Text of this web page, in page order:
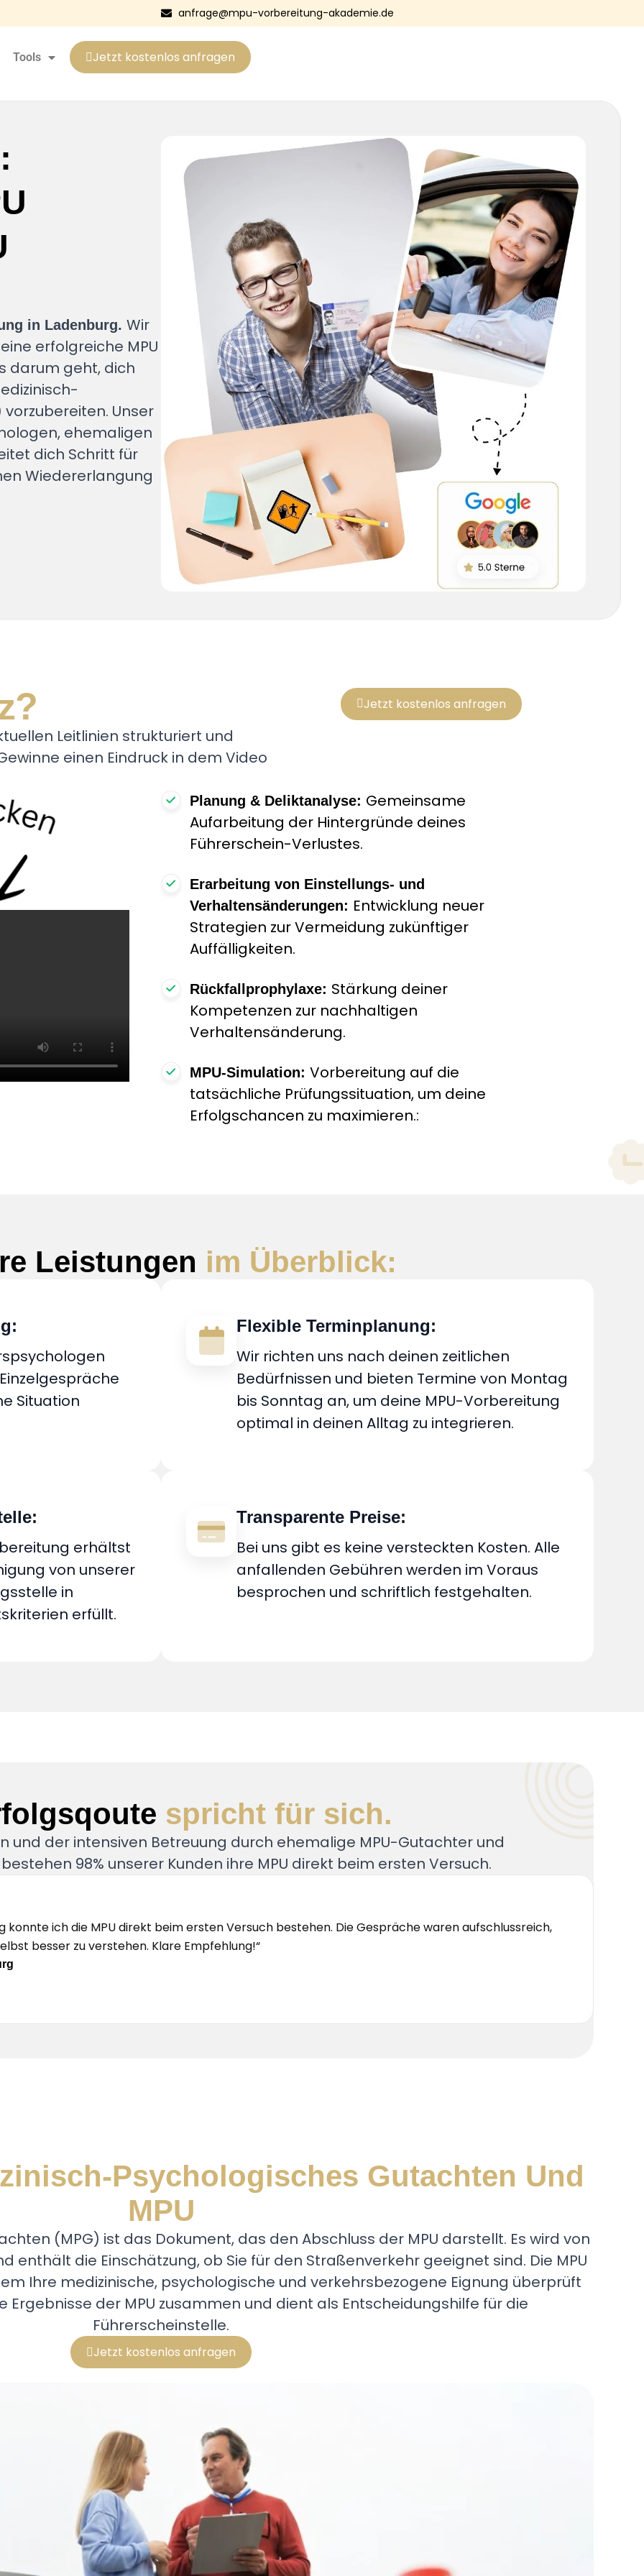
anfrage@mpu-vorbereitung-akademie.de
Tools Jetzt kostenlos anfragen
in Ladenburg. Wir
erfolgreiche MPU
darum geht, dich
Unser
ehemaligen
dich Schritt für
Wiedererlangung
Leitlinien strukturiert und
einen Eindruck in dem Video
Jetzt kostenlos anfragen
Planung & Deliktanalyse: Gemeinsame
Aufarbeitung der Hintergründe deines
Führerschein-Verlustes.
Erarbeitung von Einstellungs- und
Verhaltensänderungen: Entwicklung neuer
Strategien zur Vermeidung zukünftiger
Auffälligkeiten.
Rückfallprophylaxe: Stärkung deiner
Kompetenzen zur nachhaltigen
Verhaltensänderung.
MPU-Simulation: Vorbereitung auf die
tatsächliche Prüfungssituation, um deine
Erfolgschancen zu maximieren.:
Leistungen im Überblick:
Situation
Flexible Terminplanung:
Wir richten uns nach deinen zeitlichen
Bedürfnissen und bieten Termine von Montag
bis Sonntag an, um deine MPU-Vorbereitung
optimal in deinen Alltag zu integrieren.
erhältst
von unserer
in
erfüllt.
Transparente Preise:
Bei uns gibt es keine versteckten Kosten. Alle
anfallenden Gebühren werden im Voraus
besprochen und schriftlich festgehalten.
spricht für sich.
und der intensiven Betreuung durch ehemalige MPU-Gutachter und
98% unserer Kunden ihre MPU direkt beim ersten Versuch.
konnte ich die MPU direkt beim ersten Versuch bestehen. Die Gespräche waren aufschlussreich,
besser zu verstehen. Klare Empfehlung!“
Psychologisches Gutachten Und
MPU
(MPG) ist das Dokument, das den Abschluss der MPU darstellt. Es wird von
die Einschätzung, ob Sie für den Straßenverkehr geeignet sind. Die MPU
Ihre medizinische, psychologische und verkehrsbezogene Eignung überprüft
Ergebnisse der MPU zusammen und dient als Entscheidungshilfe für die
Führerscheinstelle.
Jetzt kostenlos anfragen